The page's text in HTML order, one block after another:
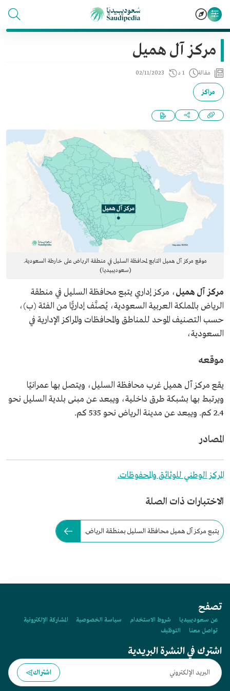
مركز آل هميل
مقالة 1 د 02/11/2023
مراكز
موقع مركز آل هميل التابع لمحافظة السليل في منطقة الرياض على خارطة السعودية.
(سعوديبيديا)
مركز آل هميل، مركز إداري يتبع محافظة السليل في منطقة
الرياض بالمملكة العربية السعودية، يُصنَّف إداريًّا من الفئة (ب)،
حسب التصنيف الموحد للمناطق والمحافظات والمراكز الإدارية في
السعودية،
موقعه
يقع مركز آل هميل غرب محافظة السليل، ويتصل بها عمرانيًا
ويرتبط بها بشبكة طرق داخلية، ويبعد عن مبنى بلدية السليل نحو
2.4 كم. ويبعد عن مدينة الرياض نحو 535 كم.
المصادر
المركز الوطني للوثائق والمحفوظات.
الاختبارات ذات الصلة
يتبع مركز آل هميل محافظة السليل بمنطقة الرياض.
تصفح
عن سعوديبيديا شروط الاستخدام سياسة الخصوصية
المشاركة الإلكترونية
تواصل معنا
التوظيف
اشترك في النشرة البريدية
اشتراك